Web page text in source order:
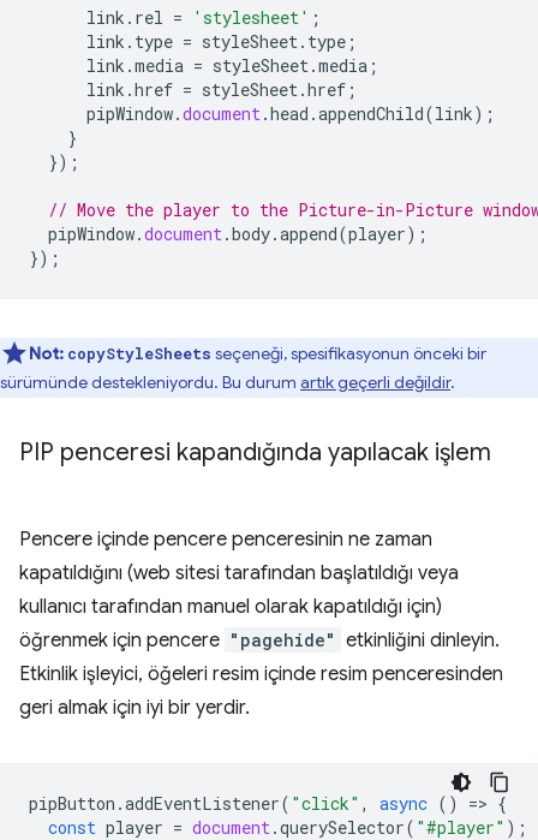
link . rel = 'stylesheet' ;
link . type = styleSheet . type ;
link .media = styleSheet .media ;
link .href = styleSheet .href ;
pipWindow.document .head .appendChild(link);
}
});
// Move the player to the Picture-in-Picture
pipWindow.document .body.append(player);
});
Not: copyStyleSheets seçeneği, spesifikasyonun önceki bir
sürümünde destekleniyordu. Bu durum artık geçerli değildir.
PIP penceresi kapandığında yapılacak işlem
Pencere içinde pencere penceresinin ne zaman
kapatıldığını (web sitesi tarafından başlatıldığı veya
kullanıcı tarafından manuel olarak kapatıldığı için)
öğrenmek için pencere "pagehide" etkinliğini dinleyin.
Etkinlik işleyici, öğeleri resim içinde resim penceresinden
geri almak için iyi bir yerdir.
pipButton .addEventListener( "click" , async () => {
const player = document .querySelector( "#player" );